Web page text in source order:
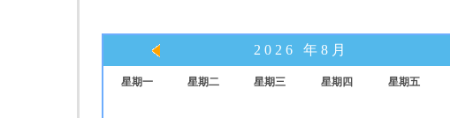
2026 年8月
星期一 星期二 星期三 星期四 星期五